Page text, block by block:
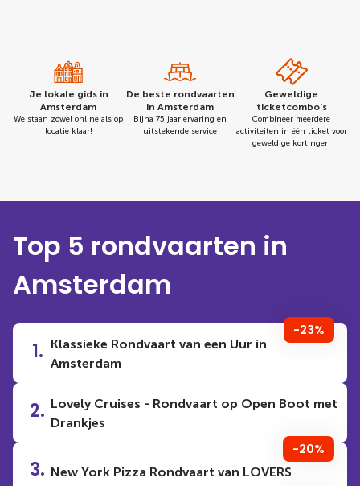
Je lokale gids in
Amsterdam
We staan zowel online als op
locatie klaar!
De beste rondvaarten
in Amsterdam
Bijna 75 jaar ervaring en
uitstekende service
Geweldige
ticketcombo's
Combineer meerdere
activiteiten in één ticket voor
geweldige kortingen
Top 5 rondvaarten in
Amsterdam
1. Klassieke Rondvaart van een Uur in
Amsterdam
-23%
2. Lovely Cruises - Rondvaart op Open Boot met
Drankjes
3. New York Pizza Rondvaart van LOVERS
-20%